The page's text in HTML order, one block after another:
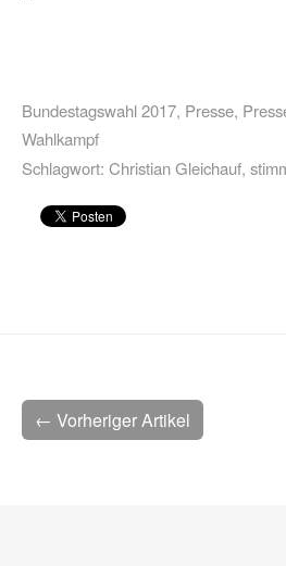
Bundestagswahl 2017, Presse,
Wahlkampf
Schlagwort: Christian Gleichauf,
← Vorheriger Artikel